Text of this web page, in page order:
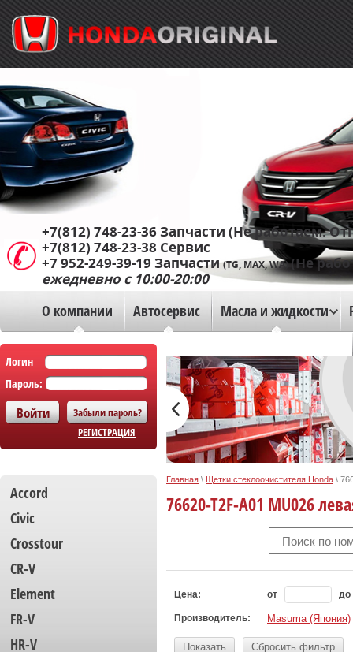
О компании Автосервис Масла и жидкости
+7(812) 748-23-36 Запчасти (Не работаем.
+7(812) 748-23-38 Сервис
+7 952-249-39-19 Запчасти(TG, MAX, WA)(Не
ежедневно с 10:00-20:00
Логин
Пароль:
Забыли пароль?
РЕГИСТРАЦИЯ
Accord
Civic
Crosstour
CR-V
Element
FR-V
HR-V
Главная \ Щетки стеклоочистителя Honda \
76620-T2F-A01 MU026
Цена: от до
Производитель: Masuma (Япония)
Показать Сбросить фильтр